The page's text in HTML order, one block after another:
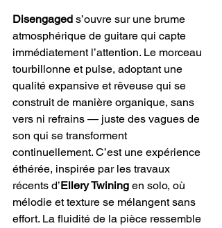
Disengaged s’ouvre sur une brume
atmosphérique de guitare qui capte
immédiatement l’attention. Le morceau
tourbillonne et pulse, adoptant une
qualité expansive et rêveuse qui se
construit de manière organique, sans
vers ni refrains — juste des vagues de
son qui se transforment
continuellement. C’est une expérience
éthérée, inspirée par les travaux
récents d’Ellery Twining en solo, où
mélodie et texture se mélangent sans
effort. La fluidité de la pièce ressemble